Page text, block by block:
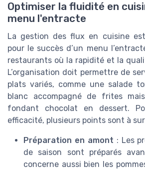
Optimiser la fluidité en
menu l'entracte
La gestion des flux en cuisine
pour le succès d’un menu
restaurants où la rapidité et la
L’organisation doit permettre de
plats variés, comme une salade
blanc accompagné de frites
fondant chocolat en dessert.
efficacité, plusieurs points sont à
Préparation en amont : Les
de saison sont préparés
concerne aussi bien les